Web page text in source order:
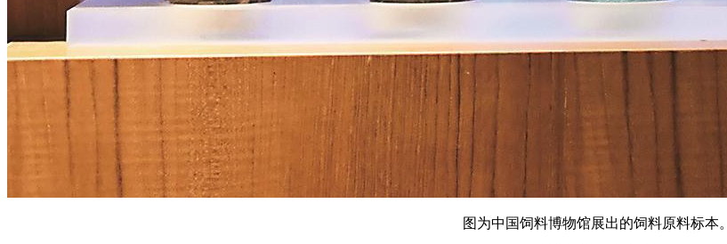
图为中国饲料博物馆展出的饲料原料标本。